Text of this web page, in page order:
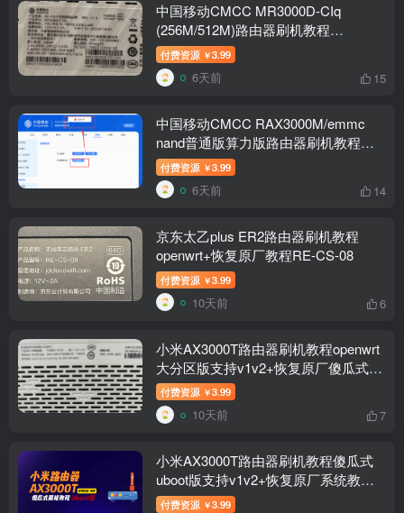
中国移动CMCC MR3000D-CIq
(256M/512M)路由器刷机教程
openwrt+恢复原厂
付费资源 ￥3.99
6天前 15
中国移动CMCC RAX3000M/emmc
nand普通版算力版路由器刷机教程
openwrt+恢复原厂
付费资源 ￥3.99
6天前 14
京东太乙plus ER2路由器刷机教程
openwrt+恢复原厂教程RE-CS-08
付费资源 ￥3.99
10天前 6
小米AX3000T路由器刷机教程openwrt
大分区版支持v1v2+恢复原厂傻瓜式
RD03/RD23
付费资源 ￥3.99
10天前 7
小米AX3000T路由器刷机教程傻瓜式
uboot版支持v1v2+恢复原厂系统教程
RD03 RD23
付费资源 ￥3.99